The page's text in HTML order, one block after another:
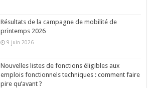
Résultats de la campagne de mobilité de
printemps 2026
9 juin 2026
Nouvelles listes de fonctions éligibles aux
emplois fonctionnels techniques : comment faire
pire qu’avant ?